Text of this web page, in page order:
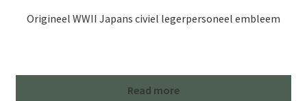
Origineel WWII Japans civiel legerpersoneel embleem
Read more